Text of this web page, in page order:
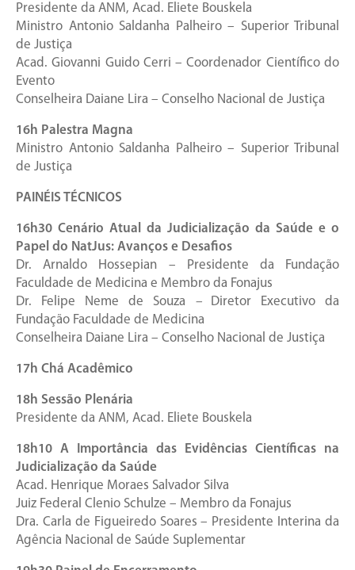
Presidente da ANM, Acad. Eliete Bouskela
Ministro Antonio Saldanha Palheiro – Superior Tribunal
de Justiça
Acad. Giovanni Guido Cerri – Coordenador Científico do
Evento
Conselheira Daiane Lira – Conselho Nacional de Justiça
16h Palestra Magna
Ministro Antonio Saldanha Palheiro – Superior Tribunal
de Justiça
PAINÉIS TÉCNICOS
16h30 Cenário Atual da Judicialização da Saúde e o
Papel do NatJus: Avanços e Desafios
Dr. Arnaldo Hossepian – Presidente da Fundação
Faculdade de Medicina e Membro da Fonajus
Dr. Felipe Neme de Souza –
Diretor Executivo da
Fundação Faculdade de Medicina
Conselheira Daiane Lira – Conselho Nacional de Justiça
17h Chá Acadêmico
18h Sessão Plenária
Presidente da ANM, Acad. Eliete Bouskela
18h10 A Importância das Evidências Científicas na
Judicialização da Saúde
Acad. Henrique Moraes Salvador Silva
Juiz Federal Clenio Schulze – Membro da Fonajus
Dra. Carla de Figueiredo Soares – Presidente Interina da
Agência Nacional de Saúde Suplementar